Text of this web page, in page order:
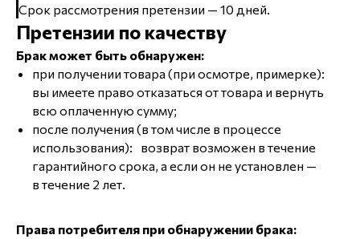
Срок рассмотрения претензии — 10 дней.
Претензии по качеству
Брак может быть обнаружен:
при получении товара (при осмотре, примерке):
вы имеете право отказаться от товара и вернуть
всю оплаченную сумму;
после получения (в том числе в процессе
использования): возврат возможен в течение
гарантийного срока, а если он не установлен —
в течение 2 лет.
Права потребителя при обнаружении брака: